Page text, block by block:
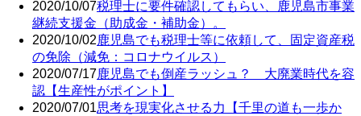
2020/10/07税理士に要件確認してもらい、鹿児島市事業
継続支援金（助成金・補助金）。
2020/10/02鹿児島でも税理士等に依頼して、固定資産税
の免除（減免：コロナウイルス）
2020/07/17鹿児島でも倒産ラッシュ？ 大廃業時代を容
認【生産性がポイント】
2020/07/01思考を現実化させる力【千里の道も一歩か